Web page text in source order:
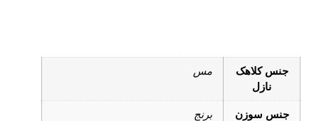
جنس کلاهک
نازل
مس
جنس سوزن
برنج